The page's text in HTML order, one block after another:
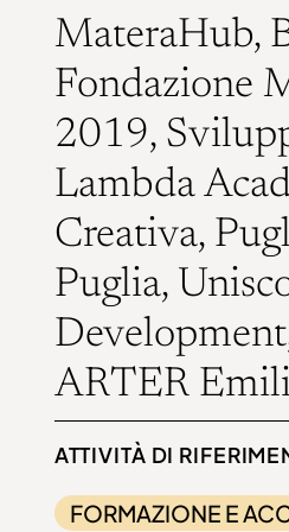
MateraHub,
Fondazione
2019,
Lambda
Creativa,
Puglia,
ARTER
ATTIVITÀ DI
FORMAZIONE E